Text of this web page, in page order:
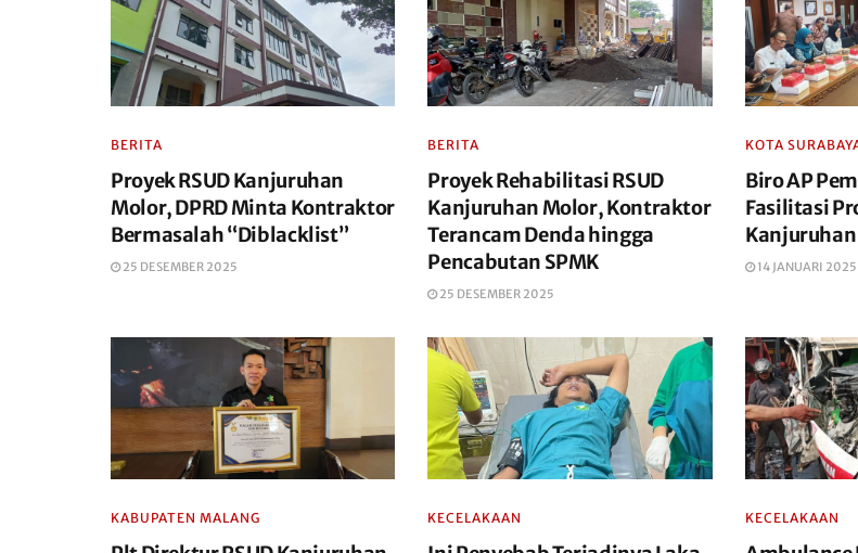
BERITA
Proyek RSUD Kanjuruhan
Molor, DPRD Minta Kontraktor
Bermasalah “Diblacklist”
25 DESEMBER 2025
BERITA
Proyek Rehabilitasi RSUD
Kanjuruhan Molor, Kontraktor
Terancam Denda hingga
Pencabutan SPMK
25 DESEMBER 2025
KOTA
Biro AP
Fasilitasi
Kanjuruhan
14 JANUARI 2025
KABUPATEN MALANG KECELAKAAN KECELAKAAN